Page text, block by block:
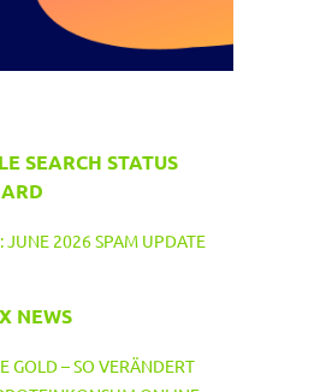
SEARCH STATUS
JUNE 2026 SPAM UPDATE
NEWS
GOLD – SO VERÄNDERT S